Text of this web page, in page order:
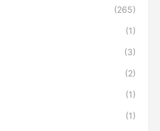
(265)
(1)
(3)
(2)
(1)
(1)